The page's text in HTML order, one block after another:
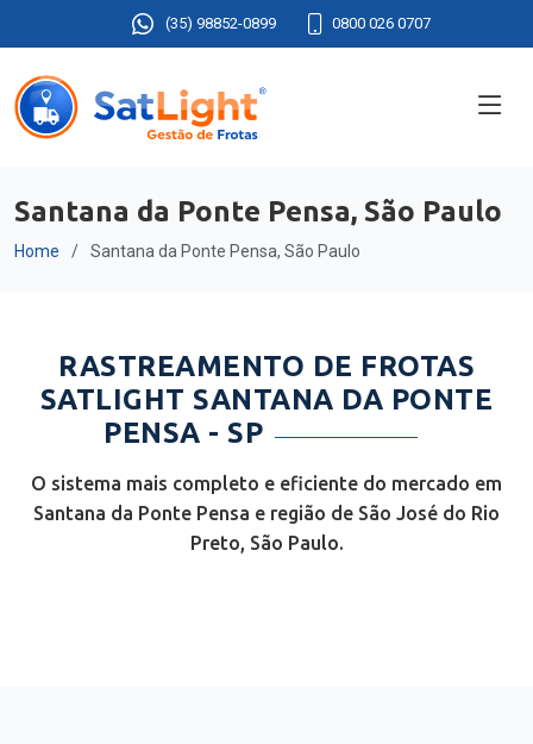
(35) 98852-0899 0800 026 0707
Santana da Ponte Pensa, São Paulo
Home Santana da Ponte Pensa, São Paulo
RASTREAMENTO DE FROTAS
SATLIGHT SANTANA DA PONTE
PENSA - SP
O sistema mais completo e eficiente do mercado em
Santana da Ponte Pensa e região de São José do Rio
Preto, São Paulo.